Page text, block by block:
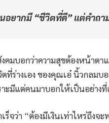
อยากมี “ชีวิตที่ดี” แต่คำถ
งคมบอกว่าความสุขต้องหน้าต
ที่ร่างเอง ของคุณเอ๋ นิ้วกลมบอ
ะมีแต่คนมาบอกให้เป็นอย่างที่
ร็จว่า “ต้องมีเงินเท่าไหร่ถึงจ